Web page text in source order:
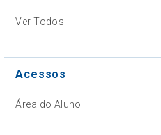
Ver Todos
Acessos
Área do Aluno